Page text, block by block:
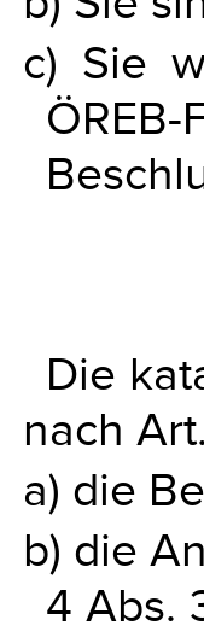
c) Sie
Die
nach
a) die
b) die
4 Abs.